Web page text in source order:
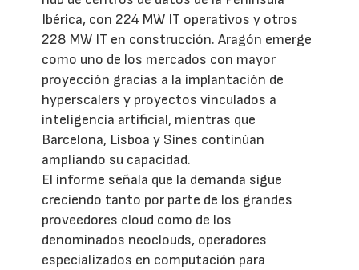
Ibérica, con 224 MW IT operativos y otros
228 MW IT en construcción. Aragón emerge
como uno de los mercados con mayor
proyección gracias a la implantación de
hyperscalers y proyectos vinculados a
inteligencia artificial, mientras que
Barcelona, Lisboa y Sines continúan
ampliando su capacidad.
El informe señala que la demanda sigue
creciendo tanto por parte de los grandes
proveedores cloud como de los
denominados neoclouds, operadores
especializados en computación para